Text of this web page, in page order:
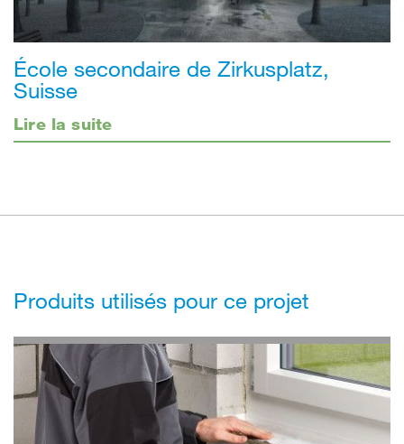
École secondaire de Zirkusplatz,
Suisse
Lire la suite
Produits utilisés pour ce projet